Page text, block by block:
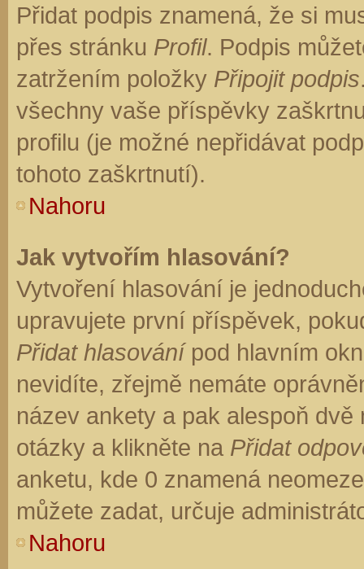
Přidat podpis znamená, že si
přes stránku Profil. Podpis
zatržením položky Připojit podpis
všechny vaše příspěvky
profilu (je možné nepřidávat
tohoto zaškrtnutí).
Nahoru
Jak vytvořím hlasování?
Vytvoření hlasování je
upravujete první příspěvek,
Přidat hlasovánípod hlavním
nevidíte, zřejmě nemáte
název ankety a pak alespoň
otázky a klikněte na Přidat
anketu, kde 0 znamená
můžete zadat, určuje
Nahoru